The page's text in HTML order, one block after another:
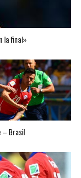
la final»
– Brasil